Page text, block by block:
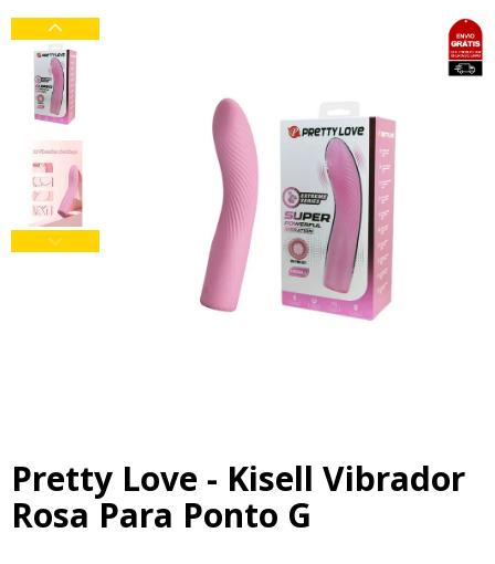
Pretty Love - Kisell Vibrador
Rosa Para Ponto G